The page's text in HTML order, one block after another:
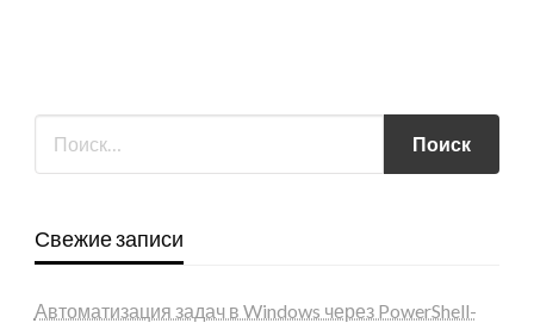
Свежие записи
Автоматизация задач в Windows через PowerShell-